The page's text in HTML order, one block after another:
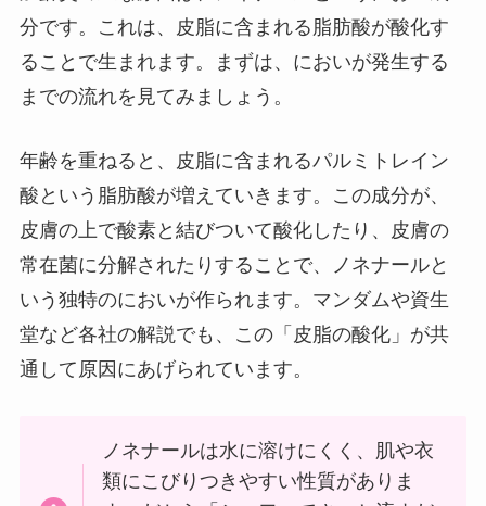
分です。これは、皮脂に含まれる脂肪酸が酸化す
ることで生まれます。まずは、においが発生する
までの流れを見てみましょう。
年齢を重ねると、皮脂に含まれるパルミトレイン
酸という脂肪酸が増えていきます。この成分が、
皮膚の上で酸素と結びついて酸化したり、皮膚の
常在菌に分解されたりすることで、ノネナールと
いう独特のにおいが作られます。マンダムや資生
堂など各社の解説でも、この「皮脂の酸化」が共
通して原因にあげられています。
ノネナールは水に溶けにくく、肌や衣
類にこびりつきやすい性質がありま